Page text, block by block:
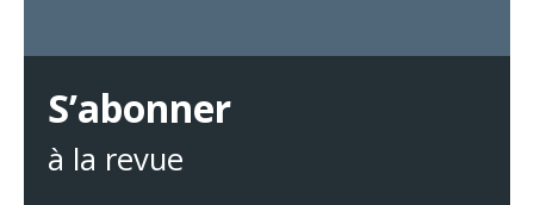
S’abonner
à la revue